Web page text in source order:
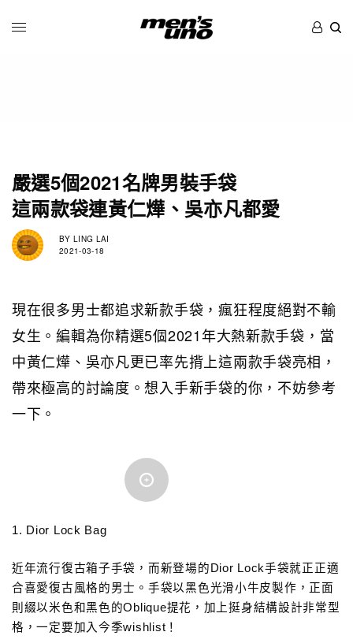
嚴選5個2021名牌男裝手袋
這兩款袋連黃仁燁、吳亦凡都愛
BY LING LAI
2021-03-18
現在很多男士都追求新款手袋，瘋狂程度絕對不輸
女生。編輯為你精選5個2021年大熱新款手袋，當
中黃仁燁、吳亦凡更已率先揹上這兩款手袋亮相，
帶來極高的討論度。想入手新手袋的你，不妨參考
一下。
1. Dior Lock Bag
近年流行復古箱子手袋，而新登場的Dior Lock手袋就正正適
合喜愛復古風格的男士。手袋以黑色光滑小牛皮製作，正面
則綴以米色和黑色的Oblique提花，加上挺身結構設計非常型
格，一定要加入今季wishlist！